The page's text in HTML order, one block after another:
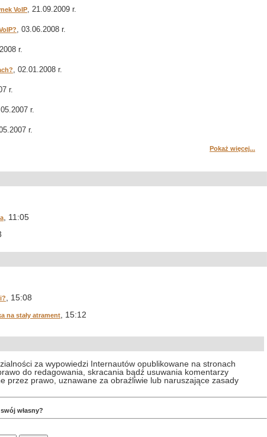
VoIP, 21.09.2009 r.
, 03.06.2008 r.
r.
, 02.01.2008 r.
r.
r.
r.
Pokaż więcej...
, 11:05
, 15:08
na stały atrament , 15:12
za wypowiedzi Internautów opublikowane na stronach
do redagowania, skracania bądź usuwania komentarzy
przez prawo, uznawane za obraźliwie lub naruszające zasady
własny?